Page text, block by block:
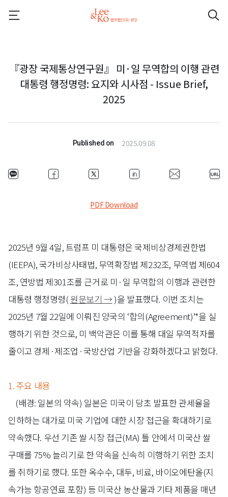
『광장 국제통상연구원』 미·일 무역합의 이행 관련
대통령 행정명령: 요지와 시사점 - Issue Brief,
2025
Published on 2025.09.08
PDF Download
2025년 9월 4일, 트럼프 미 대통령은 국제비상경제권한법
(IEEPA), 국가비상사태법, 무역확장법 제232조, 무역법 제604
조, 연방법 제301조를 근거로 미·일 무역합의 이행과 관련한
대통령 행정명령( 원문보기 → )을 발표했다. 이번 조치는
2025년 7월 22일에 이뤄진 양국의 ‘합의(Agreement)’*을 실
행하기 위한 것으로, 미 백악관은 이를 통해 대일 무역적자를
줄이고 경제·제조업·국방산업 기반을 강화하겠다고 밝혔다.
1. 주요 내용
(배경: 일본의 약속) 일본은 미국이 당초 발표한 관세율을
인하하는 대가로 미국 기업에 대한 시장 접근을 확대하기로
약속했다. 우선 기존 쌀 시장 접근(MA) 틀 안에서 미국산 쌀
구매를 75% 늘리기로 한 약속을 신속히 이행하기 위한 조치
를 취하기로 했다. 또한 옥수수, 대두, 비료, 바이오에탄올(지
속가능 항공연료 포함) 등 미국산 농산물과 기타 제품을 매년